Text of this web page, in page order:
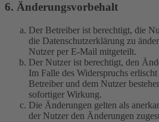
6. Änderungsvorbehalt
Der Betreiber ist berechtigt, die
die Datenschutzerklärung zu
Nutzer per E-Mail mitgeteilt.
Der Nutzer ist berechtigt, den
Im Falle des Widerspruchs
Betreiber und dem Nutzer
sofortiger Wirkung.
Die Änderungen gelten als
der Nutzer den Änderungen